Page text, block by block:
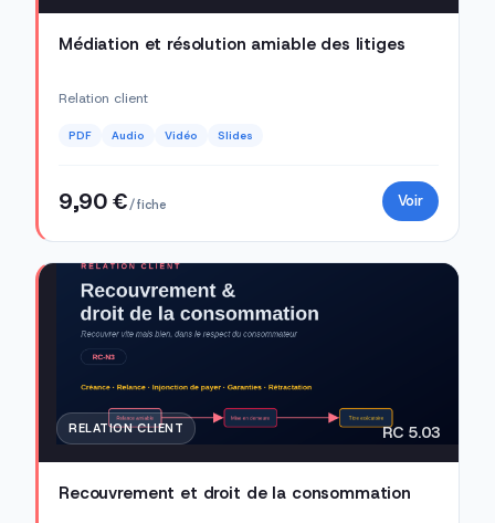
Médiation et résolution amiable des litiges
Relation client
PDF Audio Vidéo Slides
9,90 €/ fiche Voir
RELATION CLIENT RC 5.03
Recouvrement et droit de la consommation